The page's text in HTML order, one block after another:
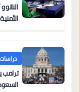
الناتو
الأمنية
ترامب